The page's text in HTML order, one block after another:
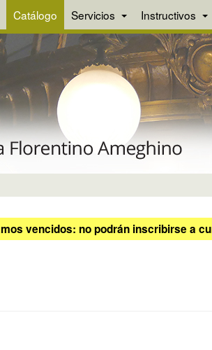
Catálogo Servicios Instructivos
vencidos: no podrán inscribirse a